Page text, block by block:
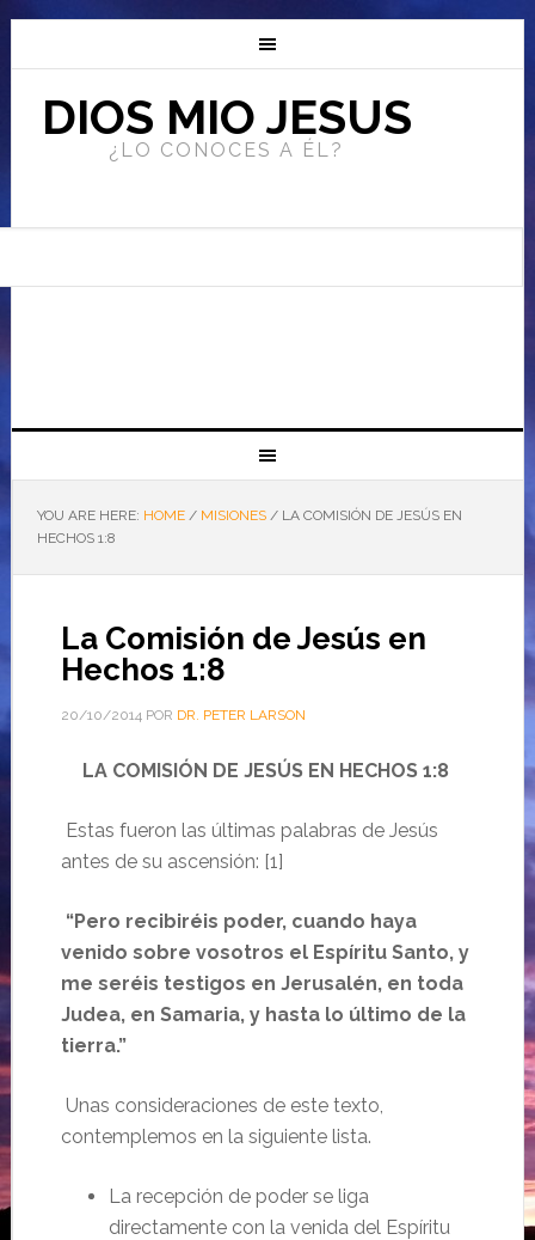
DIOS MIO JESUS
¿LO CONOCES A ÉL?
YOU ARE HERE: HOME / MISIONES /LA COMISIÓN DE JESÚS EN
HECHOS 1:8
La Comisión de Jesús en
Hechos 1:8
20/10/2014POR DR. PETER LARSON
LA COMISIÓN DE JESÚS EN HECHOS 1:8
Estas fueron las últimas palabras de Jesús
antes de su ascensión: [1]
“Pero recibiréis poder, cuando haya
venido sobre vosotros el Espíritu Santo, y
me seréis testigos en Jerusalén, en toda
Judea, en Samaria, y hasta lo último de la
tierra.”
Unas consideraciones de este texto,
contemplemos en la siguiente lista.
La recepción de poder se liga
directamente con la venida del Espíritu